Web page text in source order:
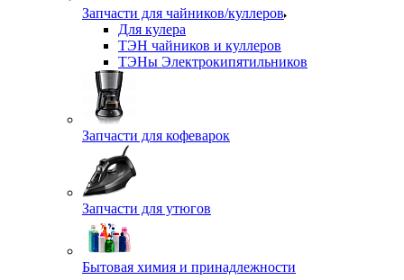
Запчасти для чайников/куллеров
Для кулера
ТЭН чайников и куллеров
ТЭНы Электрокипятильников
Запчасти для кофеварок
Запчасти для утюгов
Бытовая химия и принадлежности